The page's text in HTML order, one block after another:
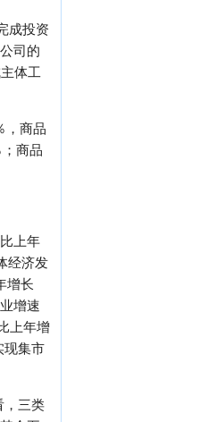
成投资
司的
体工
，商品
商品
上年
经济发
增长
增速
上年增
现集市
，三类